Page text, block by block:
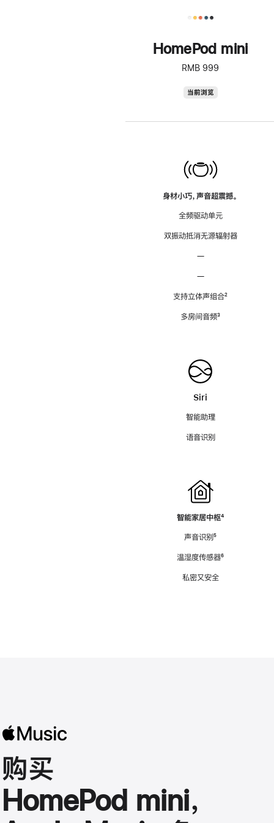
HomePod mini
RMB 999
当前浏览
身材小巧，声音超震撼。
全频驱动单元
双振动抵消无源辐射器
—
—
支持立体声组合脚
²
多房间音频脚
³
Siri
智能助理
语音识别
智能家居中枢脚
⁴
声音识别脚
⁵
温湿度传感器脚
⁶
私密又安全
购买
HomePod mini，